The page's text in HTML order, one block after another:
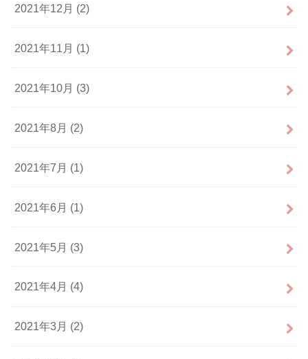
2021年12月 (2)
2021年11月 (1)
2021年10月 (3)
2021年8月 (2)
2021年7月 (1)
2021年6月 (1)
2021年5月 (3)
2021年4月 (4)
2021年3月 (2)